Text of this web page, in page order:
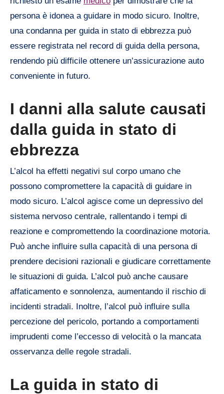
persona è idonea a guidare in modo sicuro. Inoltre,
una condanna per guida in stato di ebbrezza può
essere registrata nel record di guida della persona,
rendendo più difficile ottenere un’assicurazione auto
conveniente in futuro.
I danni alla salute causati
dalla guida in stato di
ebbrezza
L’alcol ha effetti negativi sul corpo umano che
possono compromettere la capacità di guidare in
modo sicuro. L’alcol agisce come un depressivo del
sistema nervoso centrale, rallentando i tempi di
reazione e compromettendo la coordinazione motoria.
Può anche influire sulla capacità di una persona di
prendere decisioni razionali e giudicare correttamente
le situazioni di guida. L’alcol può anche causare
affaticamento e sonnolenza, aumentando il rischio di
incidenti stradali. Inoltre, l’alcol può influire sulla
percezione del pericolo, portando a comportamenti
imprudenti come l’eccesso di velocità o la mancata
osservanza delle regole stradali.
La guida in stato di